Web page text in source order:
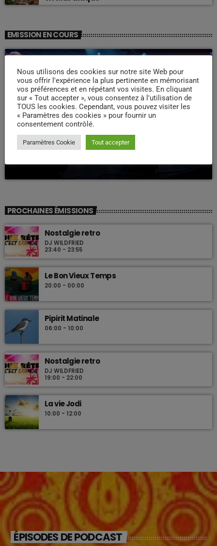
EMISSION EN COURS
WEEK -END COMPAS
Week end Compas Familly
PROCHAINES ÉMISSIONS
Nostalgie retro
DJ WILDFRIED
23:40 - 23:55
Le Bon Vieux Temps
20:00 - 00:00
Pipirit Matinale
06:00 - 10:00
Nostalgie retro
DJ WILDFRIED
19:00 - 22:00
La vie Jodi
10:00 - 12:00
ÉPISODES DE PODCAST
Nous utilisons des cookies sur notre site Web pour
vous offrir l'expérience la plus pertinente en mémorisant
vos préférences et en répétant vos visites. En cliquant
sur « Tout accepter », vous consentez à l'utilisation de
TOUS les cookies. Cependant, vous pouvez visiter les
« Paramètres des cookies » pour fournir un
consentement contrôlé.
Paramètres Cookie Tout accepter